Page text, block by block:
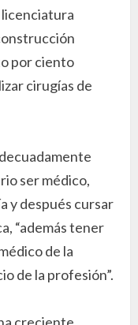
por ciento
cirugías de
ser médico,
y después cursar
“además tener
de la
de la profesión”.